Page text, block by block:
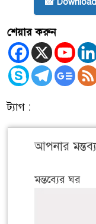
শেয়ার করুন
ট্যাগ :
আপনার
মন্তব্যের ঘর